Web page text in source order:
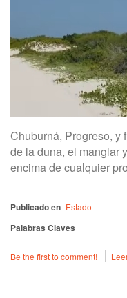
Chuburná, Progreso, y
de la duna, el manglar
encima de cualquier
Publicado en Estado
Palabras Claves
Be the first to comment!